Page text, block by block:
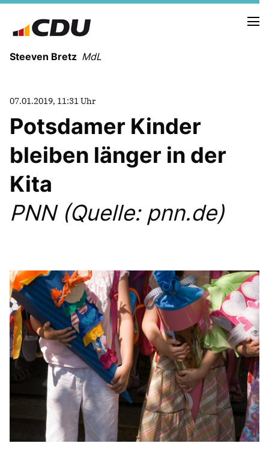
Steeven Bretz MdL
VITA
WAHLKREISBESUCHE
Anträge CDU
Kleine Anfragen
CDU Deutschland
CDU Fraktion im Brandenburger Landtag
CDU Brandenburg
CDU Potsdam
07.01.2019, 11:31 Uhr
Potsdamer Kinder
bleiben länger in der
Kita
PNN (Quelle: pnn.de)